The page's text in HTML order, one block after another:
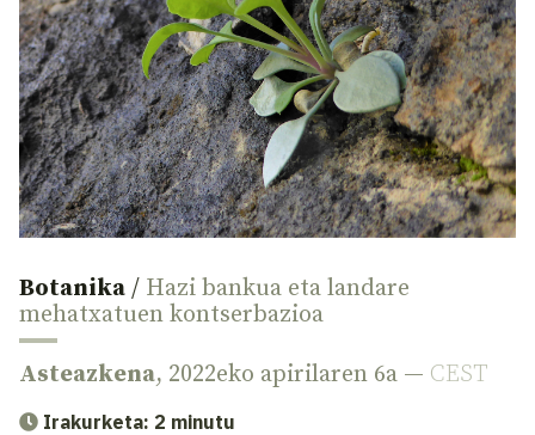
Botanika / Hazi bankua eta landare
mehatxatuen kontserbazioa
Asteazkena, 2022eko apirilaren 6a — CEST
Irakurketa: 2 minutu